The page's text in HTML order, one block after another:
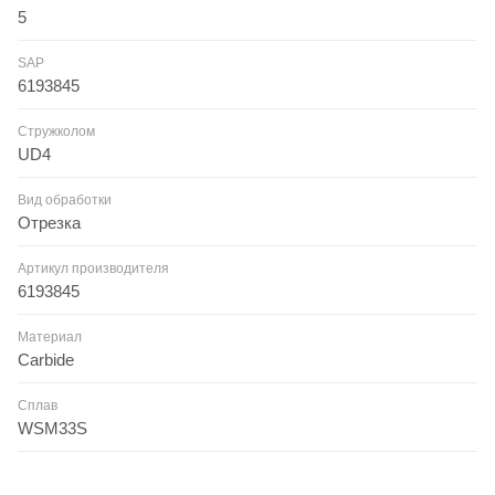
5
SAP
6193845
Стружколом
UD4
Вид обработки
Отрезка
Артикул производителя
6193845
Материал
Carbide
Сплав
WSM33S